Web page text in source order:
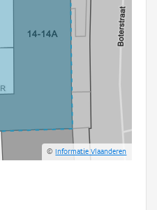
©Informatie Vlaanderen